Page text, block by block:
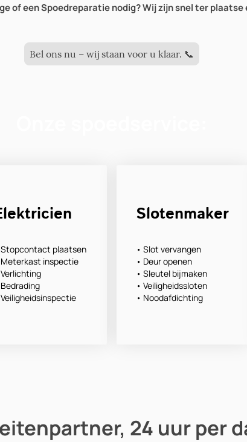
of een Spoedreparatie nodig? Wij zijn snel ter
Bel ons nu – wij staan voor u klaar. 📞
Stopcontact plaatsen
Meterkast inspectie
Verlichting
Bedrading
Veiligheidsinspectie
Slotenmaker
• Slot vervangen
• Deur openen
• Sleutel bijmaken
• Veiligheidssloten
• Noodafdichting
24 uur per